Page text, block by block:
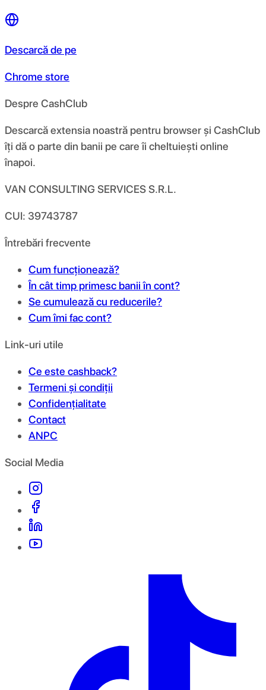
Descarcă de pe
Chrome store
Despre CashClub
Descarcă extensia noastră pentru browser și CashClub
îți dă o parte din banii pe care îi cheltuiești online
înapoi.
VAN CONSULTING SERVICES S.R.L.
CUI: 39743787
Întrebări frecvente
Cum funcționează?
În cât timp primesc banii în cont?
Se cumulează cu reducerile?
Cum îmi fac cont?
Link-uri utile
Ce este cashback?
Termeni și condiții
Confidențialitate
Contact
ANPC
Social Media